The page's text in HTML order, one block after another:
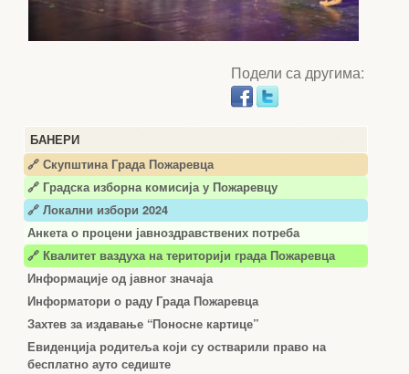
БАНЕРИ
🔗 Скупштина Града Пожаревца
🔗 Градска изборна комисија у Пожаревцу
🔗 Локални избори 2024
Анкета о процени јавноздравствених потреба
🔗 Квалитет ваздуха на територији града Пожаревца
Информације од јавног значаја
Информатори о раду Града Пожаревца
Захтев за издавање “Поносне картице”
Евиденција родитеља који су остварили право на
бесплатно ауто седиште
Подели са другима: